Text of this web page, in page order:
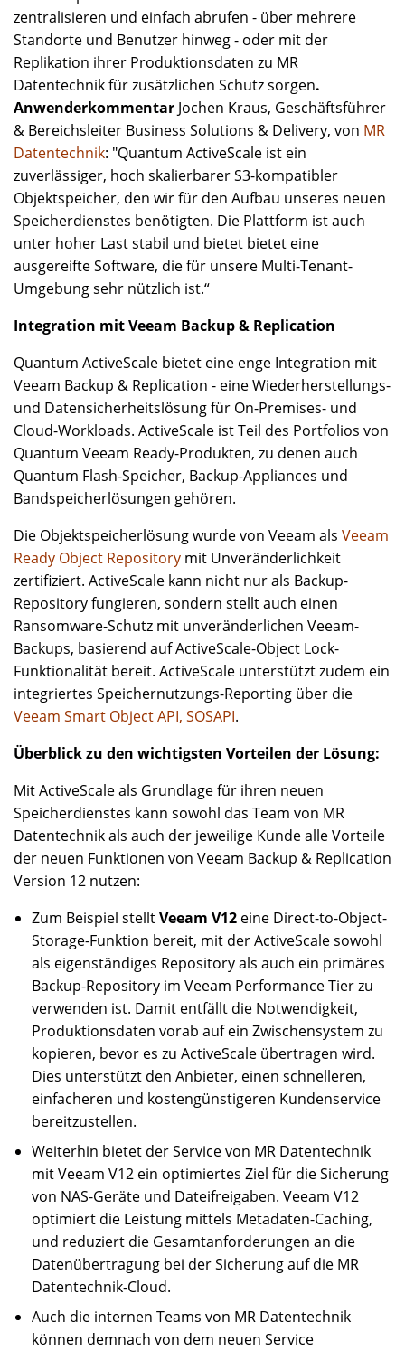
zentralisieren und einfach abrufen - über mehrere
Standorte und Benutzer hinweg - oder mit der
Replikation ihrer Produktionsdaten zu MR
Datentechnik für zusätzlichen Schutz sorgen.
Anwenderkommentar Jochen Kraus, Geschäftsführer
& Bereichsleiter Business Solutions & Delivery, von MR
Datentechnik: "Quantum ActiveScale ist ein
zuverlässiger, hoch skalierbarer S3-kompatibler
Objektspeicher, den wir für den Aufbau unseres neuen
Speicherdienstes benötigten. Die Plattform ist auch
unter hoher Last stabil und bietet bietet eine
ausgereifte Software, die für unsere Multi-Tenant-
Umgebung sehr nützlich ist.“
Integration mit Veeam Backup & Replication
Quantum ActiveScale bietet eine enge Integration mit
Veeam Backup & Replication - eine Wiederherstellungs-
und Datensicherheitslösung für On-Premises- und
Cloud-Workloads. ActiveScale ist Teil des Portfolios von
Quantum Veeam Ready-Produkten, zu denen auch
Quantum Flash-Speicher, Backup-Appliances und
Bandspeicherlösungen gehören.
Die Objektspeicherlösung wurde von Veeam als Veeam
Ready Object Repository mit Unveränderlichkeit
zertifiziert. ActiveScale kann nicht nur als Backup-
Repository fungieren, sondern stellt auch einen
Ransomware-Schutz mit unveränderlichen Veeam-
Backups, basierend auf ActiveScale-Object Lock-
Funktionalität bereit. ActiveScale unterstützt zudem ein
integriertes Speichernutzungs-Reporting über die
Veeam Smart Object API, SOSAPI.
Überblick zu den wichtigsten Vorteilen der Lösung:
Mit ActiveScale als Grundlage für ihren neuen
Speicherdienstes kann sowohl das Team von MR
Datentechnik als auch der jeweilige Kunde alle Vorteile
der neuen Funktionen von Veeam Backup & Replication
Version 12 nutzen:
Zum Beispiel stelltVeeam V12 eine Direct-to-Object-
Storage-Funktion bereit, mit der ActiveScale sowohl
als eigenständiges Repository als auch ein primäres
Backup-Repository im Veeam Performance Tier zu
verwenden ist. Damit entfällt die Notwendigkeit,
Produktionsdaten vorab auf ein Zwischensystem zu
kopieren, bevor es zu ActiveScale übertragen wird.
Dies unterstützt den Anbieter, einen schnelleren,
einfacheren und kostengünstigeren Kundenservice
bereitzustellen.
Weiterhin bietet der Service von MR Datentechnik
mit Veeam V12 ein optimiertes Ziel für die Sicherung
von NAS-Geräte und Dateifreigaben. Veeam V12
optimiert die Leistung mittels Metadaten-Caching,
und reduziert die Gesamtanforderungen an die
Datenübertragung bei der Sicherung auf die MR
Datentechnik-Cloud.
Auch die internen Teams von MR Datentechnik
können demnach von dem neuen Service